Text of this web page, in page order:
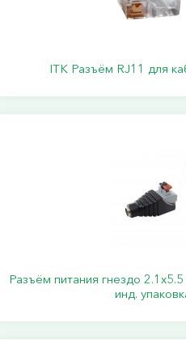
ITK Разъём RJ11 для
Разъём питания гнездо
инд.